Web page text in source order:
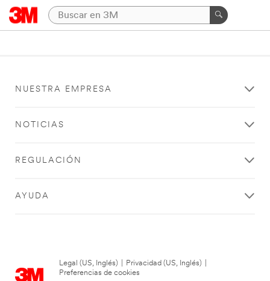
NUESTRA EMPRESA
NOTICIAS
REGULACIÓN
AYUDA
Legal (US, Inglés) Privacidad (US, Inglés)
Preferencias de cookies